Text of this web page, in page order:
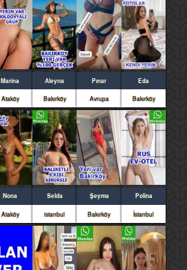
Marina
Ataköy
Aleyna
Bakırköy
Pınar
Avrupa
Eda
Bakırköy
Nona
Ataköy
Selda
istanbul
Şeyma
Bakırköy
Polina
İstanbul